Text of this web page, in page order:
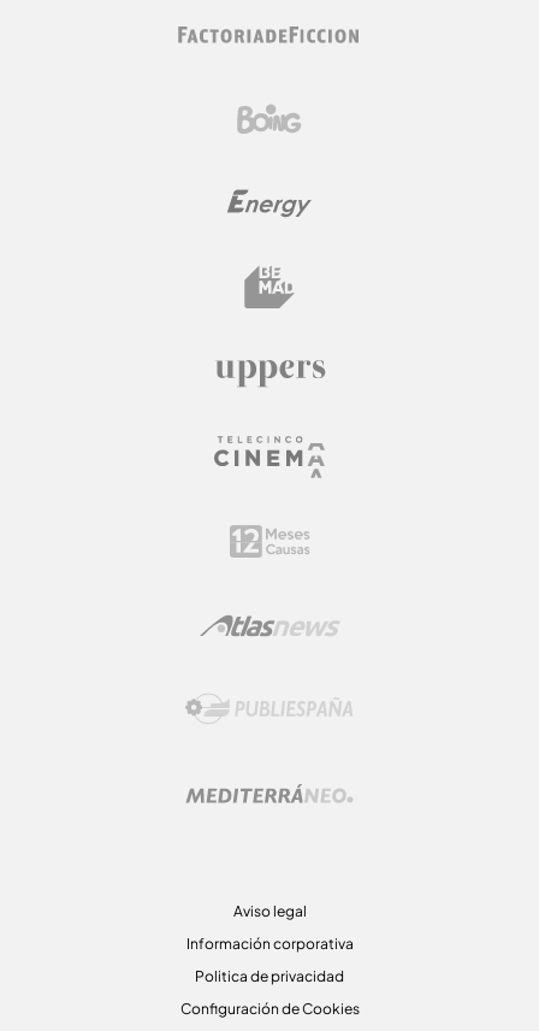
Aviso legal
Información corporativa
Politica de privacidad
Configuración de Cookies